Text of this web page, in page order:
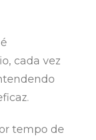
cada vez
tempo de